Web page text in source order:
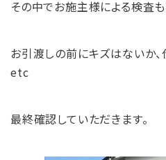
その中でお施主様による検査も
お引渡しの前にキズはないか、
etc
最終確認していただきます。